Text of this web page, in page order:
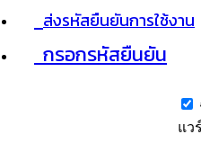
ส่งรหัสยืนยันการใช้งาน
กรอกรหัสยืนยัน
แวร์